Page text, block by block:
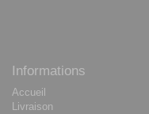
Informations
Accueil
Livraison